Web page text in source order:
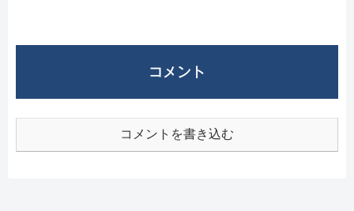
コメント
コメントを書き込む